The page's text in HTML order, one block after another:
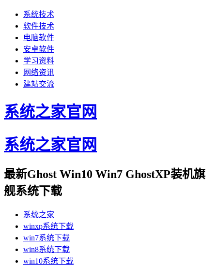
系统技术
软件技术
电脑软件
安卓软件
学习资料
网络资讯
建站交流
系统之家官网
系统之家官网
最新Ghost Win10 Win7 GhostXP装机旗
舰系统下载
系统之家
winxp系统下载
win7系统下载
win8系统下载
win10系统下载